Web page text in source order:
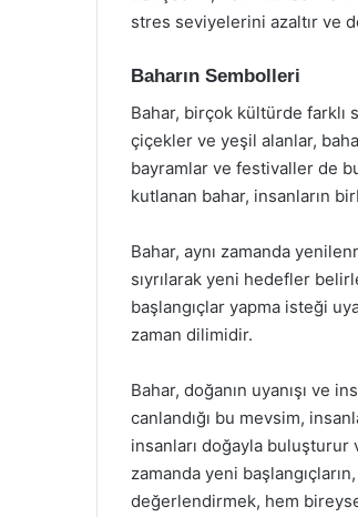
stres seviyelerini azaltır ve
Baharın Sembolleri
Bahar, birçok kültürde farklı
çiçekler ve yeşil alanlar,
bayramlar ve festivaller de
kutlanan bahar, insanların
Bahar, aynı zamanda
sıyrılarak yeni hedefler
başlangıçlar yapma isteği
zaman dilimidir.
Bahar, doğanın uyanışı ve
canlandığı bu mevsim,
insanları doğayla buluşturur
zamanda yeni
değerlendirmek, hem